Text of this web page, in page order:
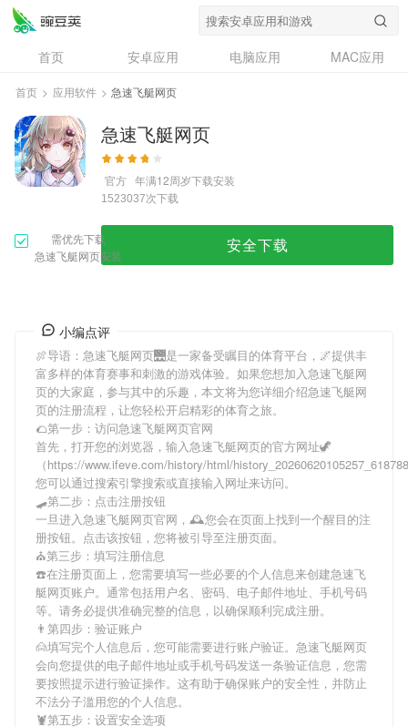
首页 安卓应用 电脑应用
MAC应用
资讯
专题
问答
首页 > 应用软件 > 急速飞艇网页
急速飞艇网页
官方 年满12周岁下载安装
1523037次下载
需优先下载
急速飞艇网页安装
安全下载
小编点评
🍖导语： 急速飞艇网页🌉是一家备受瞩目的体育平台，🌌提供丰
富多样的体育赛事和刺激的游戏体验。如果您想加入急速飞艇网
页的大家庭，参与其中的乐趣，本文将为您详细介绍急速飞艇网
页的注册流程，让您轻松开启精彩的体育之旅。
🌮第一步：访问急速飞艇网页官网
首先，打开您的浏览器，输入急速飞艇网页的官方网址🦖
（https://www.ifeve.com/history/html/
您可以通过搜索引擎搜索或直接输入网址来访问。
🛹第二步：点击注册按钮
一旦进入急速飞艇网页官网，🕰您会在页面上找到一个醒目的注
册按钮。点击该按钮，您将被引导至注册页面。
⛪️第三步：填写注册信息
☎️在注册页面上，您需要填写一些必要的个人信息来创建急速飞
艇网页账户。通常包括用户名、密码、电子邮件地址、手机号码
等。请务必提供准确完整的信息，以确保顺利完成注册。
👨第四步：验证账户
🙍填写完个人信息后，您可能需要进行账户验证。 急速飞艇网页
会向您提供的电子邮件地址或手机号码发送一条验证信息，您需
要按照提示进行验证操作。这有助于确保账户的安全性，并防止
不法分子滥用您的个人信息。
🦞第五步：设置安全选项